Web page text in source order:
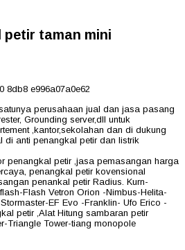
petir taman mini
perusahaan jual dan jasa pasang
Grounding server,dll untuk
,kantor,sekolahan dan di dukung
di anti penangkal petir dan listrik
penangkal petir ,jasa pemasangan harga
penangkal petir kovensional
penankal petir Radius. Kurn-
Flash Vetron Orion -Nimbus-Helita-
EF Evo -Franklin- Ufo Erico -
petir ,Alat Hitung sambaran petir
Triangle Tower-tiang monopole